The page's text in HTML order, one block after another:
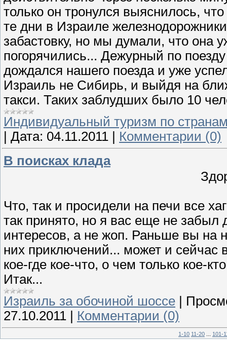
только он тронулся выяснилось,
те дни в Израиле
забастовку, но мы думали, что она
погорячились... Дежурный по
дождался нашего поезда и уже
Израиль не Сибирь, и выйдя на
такси. Таких заблудших было 10
Индивидуальный туризм по
Дата: 04.11.2011
Комментарии (0)
В поисках клада
Что, так и просидели на печи все
так принято, но я вас еще не
интересов, а не жоп. Раньше вы на
них приключений... может и сейчас
кое-где кое-что, о чем только кое-
Итак...
Израиль за обочиной шоссе |
27.10.2011 | Комментарии (0)
1-10 11-20 101-